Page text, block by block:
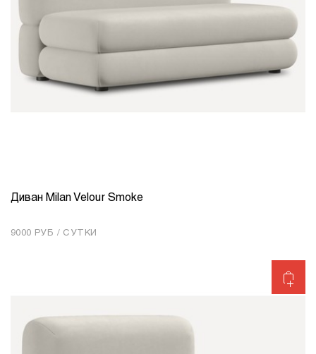
КОЛИЧЕСТВО 1
Диван Milan Velour Smoke
9000 РУБ / СУТКИ